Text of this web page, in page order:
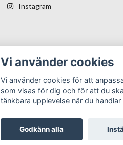
Instagram
Vi använder cookies
Vi använder cookies för att
som visas för dig och för att du
tänkbara upplevelse när du
Godkänn alla